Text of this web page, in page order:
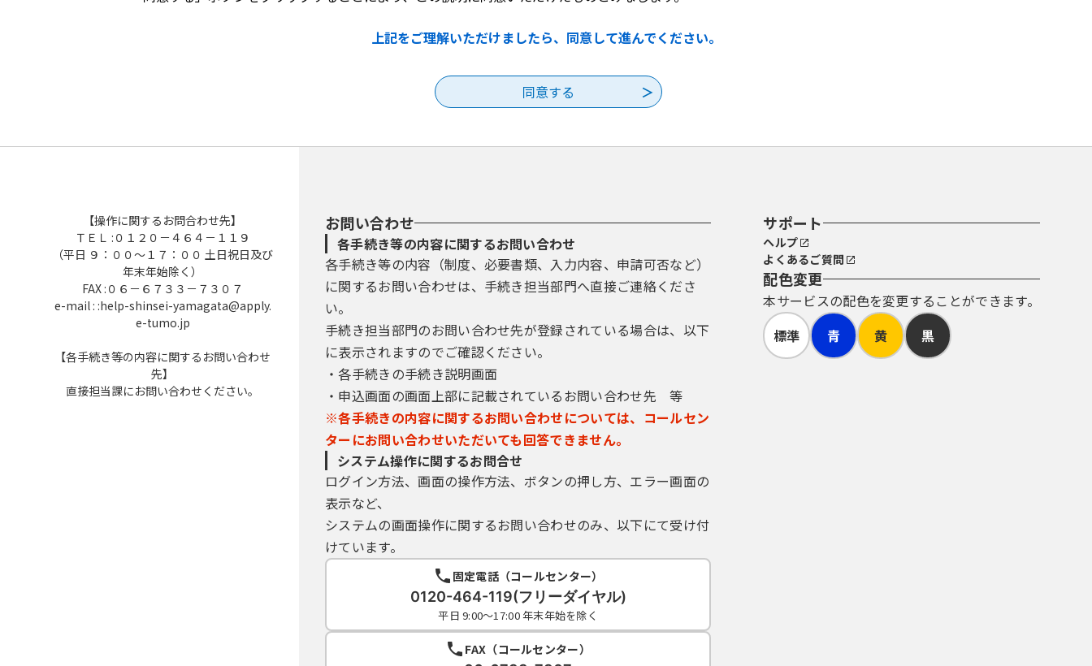
この規約は、「やまがたｅ申請」を利用する場合に必要な事項について定めています。
規約は、「やまがたｅ申請」を利用する場合に必要な事項について定めています。
「やまがたｅ申請」を利用するために登録する利用者を特定するための文字列をいいます。
（５） 個人情報
「やまがたｅ申請」において取り扱う個人に関する情報（当該情報に含まれる氏名、生年月日その他の記述により特定の個人を識別できるもの
をいう。）で、県及び県内市町村が管理する文書または電磁的記録（電子的方式、磁気的方式、その他人の知覚によっては認識することができない
方式で作られた記録をいう。）に記録されたものを含みます。ただし、法人その他の団体に関して記録された情報に含まれる当該法人その他の団体
の役員に関する情報及び事業を営む個人の該当事業に関する情報を除きます。
「やまがたｅ申請」は、インターネットの利用を前提としたサービスであり、利用者は、次に掲げる利用環境を自己の責任において準備するこ
ととします。なお、県及び県内市町村は、その利用環境において、電子申請が常に正常に行えることを保証するものではありません。また、「やま
がたｅ申請」においては、機種依存文字の使用はできません。
（１） 「やまがたｅ申請」の「利用方法」で定める環境
（２） インターネットが利用できるネットワーク環境
（３） 継続して利用が可能な電子メールアドレス
なお、利用環境は今後の技術動向により、予告なく変更することがあります。
（１） 利用者は、自己の判断と責任に基づき、「やまがたｅ申請」を利用し、また利用に伴って生じる文字情報及び通信の際に発生する各種電文
（電磁的記録も含む。）を管理することとし、県及び県内市町村に対しいかなる責任も負担させないものとします。
（２） 利用者は、「やまがたｅ申請」を利用するために必要なすべての機器（ソフトウェア及び通信手段に係るものを含む。）及び通信回線を自
己の負担において準備することとします。また、機器の整備、通信回線の利用及びそれらに必要な手続は、利用者が自己の責任と費用において行
上記をご理解いただけましたら、同意して進んでください。
【操作に関するお問合わせ先】
ＴＥＬ :０１２０－４６４－１１９
（平日 ９：００～１７：００ 土日祝日及び
年末年始除く）
FAX :０６－６７３３－７３０７
e-mail : :help-shinsei-yamagata@apply.
e-tumo.jp
【各手続き等の内容に関するお問い合わせ
先】
直接担当課にお問い合わせください。
お問い合わせ
各手続き等の内容に関するお問い合わせ
各手続き等の内容（制度、必要書類、入力内容、申請可否など）
に関するお問い合わせは、手続き担当部門へ直接ご連絡くださ
い。
手続き担当部門のお問い合わせ先が登録されている場合は、以下
に表示されますのでご確認ください。
・各手続きの手続き説明画面
・申込画面の画面上部に記載されているお問い合わせ先 等
※各手続きの内容に関するお問い合わせについては、コールセン
ターにお問い合わせいただいても回答できません。
システム操作に関するお問合せ
ログイン方法、画面の操作方法、ボタンの押し方、エラー画面の
表示など、
システムの画面操作に関するお問い合わせのみ、以下にて受け付
けています。
固定電話（コールセンター）
0120-464-119(フリーダイヤル)
平日 9:00～17:00 年末年始を除く
FAX（コールセンター）
サポート
ヘルプ
よくあるご質問
配色変更
本サービスの配色を変更することができます。
標準
青 黄 黒